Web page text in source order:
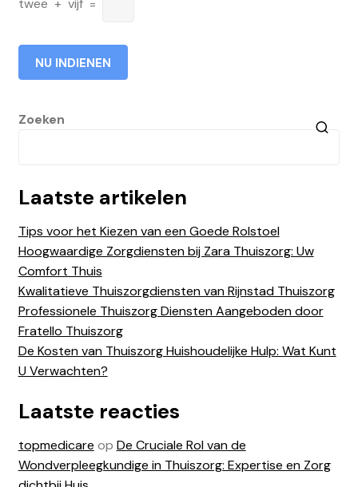
twee + vijf =
Zoeken
Laatste artikelen
Tips voor het Kiezen van een Goede Rolstoel
Hoogwaardige Zorgdiensten bij Zara Thuiszorg: Uw
Comfort Thuis
Kwalitatieve Thuiszorgdiensten van Rijnstad Thuiszorg
Professionele Thuiszorg Diensten Aangeboden door
Fratello Thuiszorg
De Kosten van Thuiszorg Huishoudelijke Hulp: Wat Kunt
U Verwachten?
Laatste reacties
topmedicare op De Cruciale Rol van de
Wondverpleegkundige in Thuiszorg: Expertise en Zorg